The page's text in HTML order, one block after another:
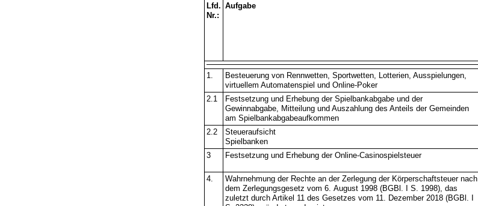
Lfd.
Nr.:
Aufgabe
1.
Besteuerung von Rennwetten, Sportwetten, Lotterien, Ausspielungen,
virtuellem Automatenspiel und Online-Poker
2.1
Festsetzung und Erhebung der Spielbankabgabe und der
Gewinnabgabe, Mitteilung und Auszahlung des Anteils der Gemeinden
am Spielbankabgabeaufkommen
2.2
Steueraufsicht
Spielbanken
3
Festsetzung und Erhebung der Online-Casinospielsteuer
4.
Wahrnehmung der Rechte an der Zerlegung der Körperschaftsteuer nach
dem Zerlegungsgesetz vom 6. August 1998 (BGBl. I S. 1998), das
zuletzt durch Artikel 11 des Gesetzes vom 11. Dezember 2018 (BGBl. I